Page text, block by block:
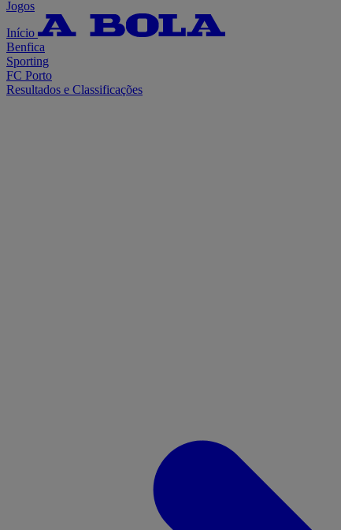
Jogos
Início
Benfica
Sporting
FC Porto
Resultados e Classificações